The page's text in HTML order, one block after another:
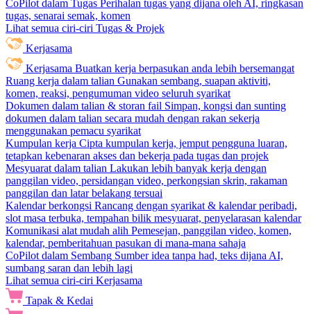
CoPilot dalam Tugas Perihalan tugas yang dijana oleh AI, ringkasan
tugas, senarai semak, komen
Lihat semua ciri-ciri Tugas & Projek
Kerjasama
Kerjasama Buatkan kerja berpasukan anda lebih bersemangat
Ruang kerja dalam talian Gunakan sembang, suapan aktiviti,
komen, reaksi, pengumuman video seluruh syarikat
Dokumen dalam talian & storan fail Simpan, kongsi dan sunting
dokumen dalam talian secara mudah dengan rakan sekerja
menggunakan pemacu syarikat
Kumpulan kerja Cipta kumpulan kerja, jemput pengguna luaran,
tetapkan kebenaran akses dan bekerja pada tugas dan projek
Mesyuarat dalam talian Lakukan lebih banyak kerja dengan
panggilan video, persidangan video, perkongsian skrin, rakaman
panggilan dan latar belakang tersuai
Kalendar berkongsi Rancang dengan syarikat & kalendar peribadi,
slot masa terbuka, tempahan bilik mesyuarat, penyelarasan kalendar
Komunikasi alat mudah alih Pemesejan, panggilan video, komen,
kalendar, pemberitahuan pasukan di mana-mana sahaja
CoPilot dalam Sembang Sumber idea tanpa had, teks dijana AI,
sumbang saran dan lebih lagi
Lihat semua ciri-ciri Kerjasama
Tapak & Kedai